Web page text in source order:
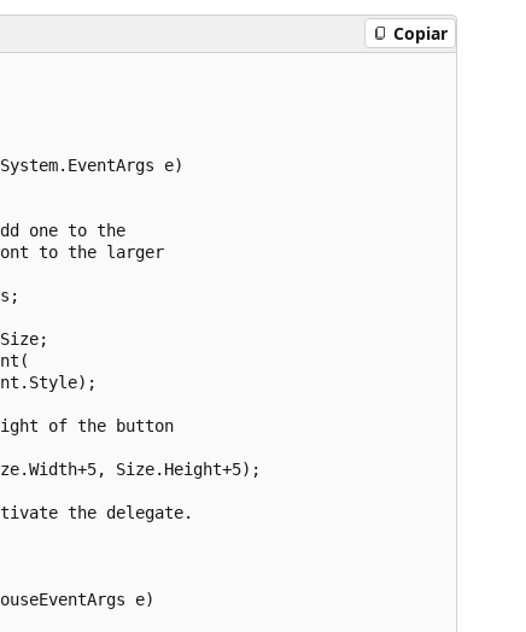
Copiar
e)
one to the
to the larger
of the button
Size.Height+5);
the delegate.
e)